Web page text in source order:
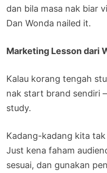
dan bila masa nak biar
Dan Wonda nailed it.
Marketing Lesson dari
Kalau korang tengah
nak start brand sendiri
study.
Kadang-kadang kita tak
Just kena faham
sesuai, dan gunakan